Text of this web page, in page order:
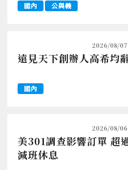
國內 公與義
2026/08/07
遠見天下創辦人高希均
國內
2026/08/06
美301調查影響訂單 超
減班休息